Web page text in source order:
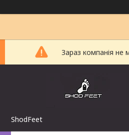
Зараз компанія не
ShodFeet